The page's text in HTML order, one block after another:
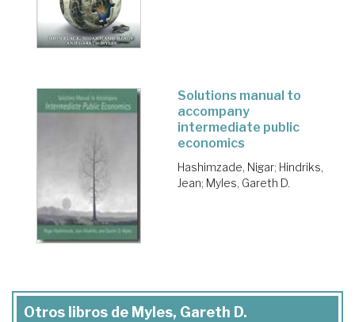
Solutions manual to
accompany
intermediate public
economics
Hashimzade, Nigar; Hindriks,
Jean; Myles, Gareth D.
Otros libros de Myles, Gareth D.